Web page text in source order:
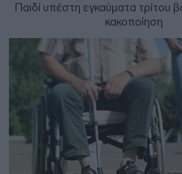
Παιδί υπέστη εγκαύματα τρίτου
κακοποίηση